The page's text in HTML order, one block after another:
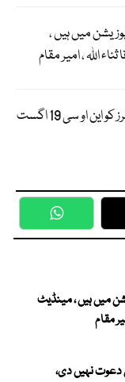
میں ہیں ،
اللہ ، امیر مقام
کیریبین پریمیئر لیگ ، قومی کرکٹرز کو این او سی 19 اگست
WhatsApp
میں ہیں ، مینڈیٹ
مقام
دعوت نہیں دی،